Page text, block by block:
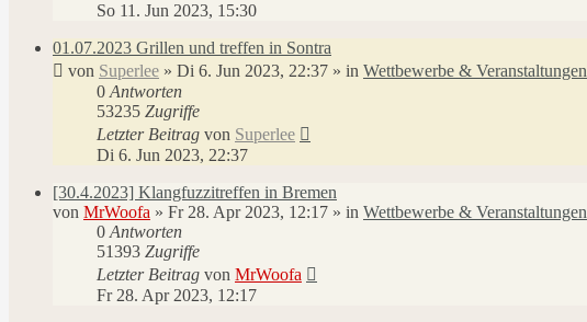
So 11. Jun 2023, 15:30
01.07.2023 Grillen und treffen in Sontra
von Superlee » Di 6. Jun 2023, 22:37 » in Wettbewerbe & Veranstaltungen
0 Antworten
53235 Zugriffe
Letzter Beitrag von Superlee
Di 6. Jun 2023, 22:37
[30.4.2023] Klangfuzzitreffen in Bremen
von MrWoofa » Fr 28. Apr 2023, 12:17 » in Wettbewerbe & Veranstaltungen
0 Antworten
51393 Zugriffe
Letzter Beitrag von MrWoofa
Fr 28. Apr 2023, 12:17